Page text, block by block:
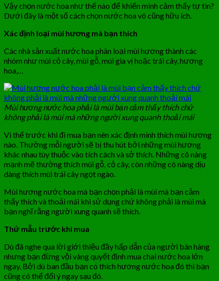
Vậy chọn nước hoa như thế nào để khiến mình cảm thấy tự tin?
Dưới đây là một số cách chọn nước hoa vô cũng hữu ích.
Xác định loại mùi hương mà bạn thích
Các nhà sản xuất nước hoa phân loại mùi hương thành các
nhóm như mùi cỏ cây, mùi gỗ, mùi gia vị hoặc trái cây, hương
hoa,…
Mùi hương nước hoa phải là mùi bạn cảm thấy thích chứ
không phải là mùi mà những người xung quanh thoải mái
Vì thế trước khi đi mua bạn nên xác định mình thích mùi hương
nào. Thường mỗi người sẽ bị thu hút bởi những mùi hương
khác nhau tùy thuộc vào tích cách và sở thích. Những cô nàng
mạnh mẽ thường thích mùi gỗ, cỏ cây, còn những cô nàng dịu
dàng thích mùi trái cây ngọt ngào.
Mùi hương nước hoa mà bạn chọn phải là mùi mà bạn cảm
thấy thích và thoải mái khi sử dụng chứ không phải là mùi mà
bạn nghĩ rằng người xung quanh sẽ thích.
Thử mẫu trước khi mua
Dù đã nghe qua lời giới thiệu đầy hấp dẫn của người bán hàng
nhưng bạn đừng vội vàng quyết định mua chai nước hoa lớn
ngay. Bởi dù ban đầu bạn có thích hương nước hoa đó thì bạn
cũng có thể đổi ý ngay sau đó.